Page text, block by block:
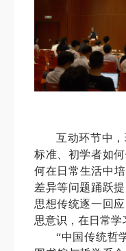
互动环节中
标准、初学者如
何在日常生活中
差异等问题踊跃
思想传统逐一回
思意识，在日常学
“中国传统哲